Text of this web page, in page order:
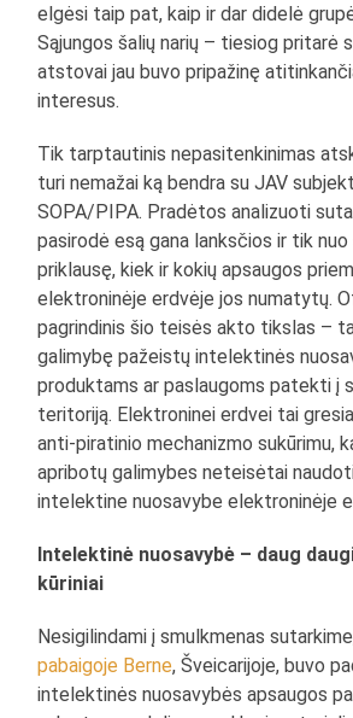
elgėsi taip pat, kaip ir dar didelė
Sąjungos šalių narių – tiesiog pritarė
atstovai jau buvo pripažinę
interesus.
Tik tarptautinis nepasitenkinimas
turi nemažai ką bendra su JAV
SOPA/PIPA. Pradėtos analizuoti
pasirodė esą gana lanksčios ir tik
priklausę, kiek ir kokių apsaugos
elektroninėje erdvėje jos numatytų.
pagrindinis šio teisės akto tikslas –
galimybę pažeistų intelektinės
produktams ar paslaugoms patekti į
teritoriją. Elektroninei erdvei tai
anti-piratinio mechanizmo sukūrimu,
apribotų galimybes neteisėtai
intelektine nuosavybe elektroninėje
Intelektinė nuosavybė – daug
kūriniai
Nesigilindami į smulkmenas
pabaigoje Berne, Šveicarijoje, buvo
intelektinės nuosavybės apsaugos